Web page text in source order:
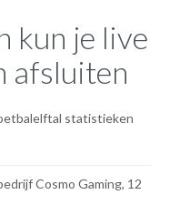
kun je live
afsluiten
statistieken
Cosmo Gaming, 12